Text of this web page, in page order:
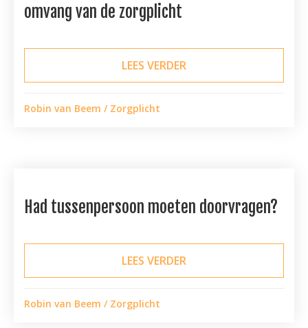
omvang van de zorgplicht
LEES VERDER
Robin van Beem / Zorgplicht
Had tussenpersoon moeten doorvragen?
LEES VERDER
Robin van Beem / Zorgplicht